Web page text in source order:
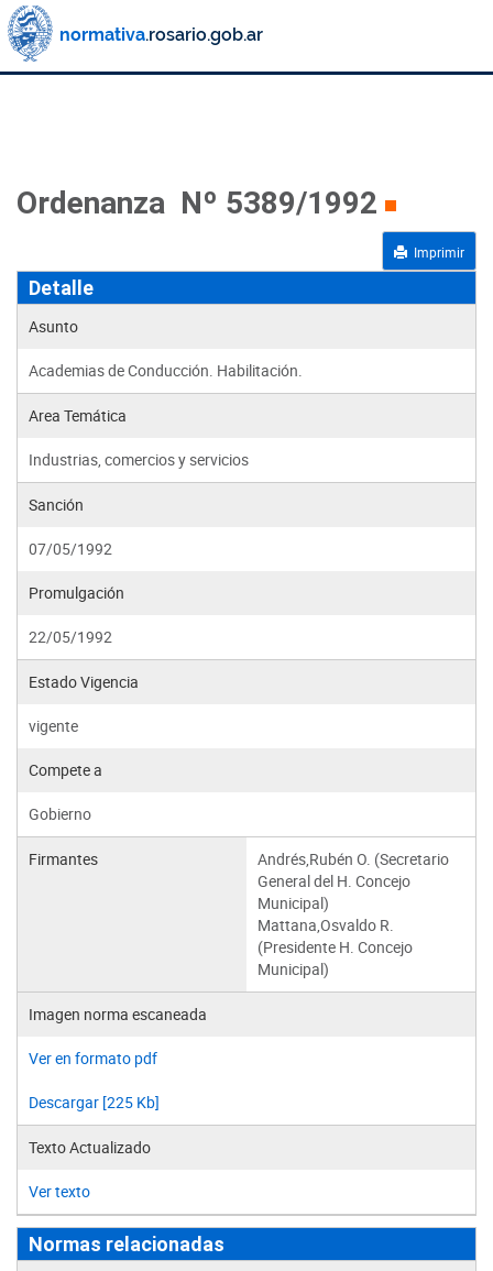
Ordenanza Nº 5389/1992
Imprimir
Detalle
Asunto
Academias de Conducción. Habilitación.
Area Temática
Industrias, comercios y servicios
Sanción
07/05/1992
Promulgación
22/05/1992
Estado Vigencia
vigente
Compete a
Gobierno
Firmantes
Andrés,Rubén O. (Secretario
General del H. Concejo
Municipal)
Mattana,Osvaldo R.
(Presidente H. Concejo
Municipal)
Imagen norma escaneada
Ver en formato pdf
Descargar [225 Kb]
Texto Actualizado
Ver texto
Normas relacionadas